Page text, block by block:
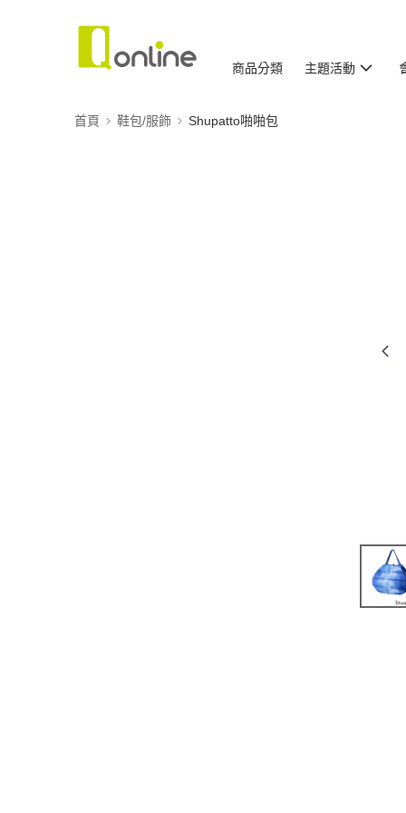
商品分類 主題活動
首頁 鞋包/服飾 Shupatto啪啪包